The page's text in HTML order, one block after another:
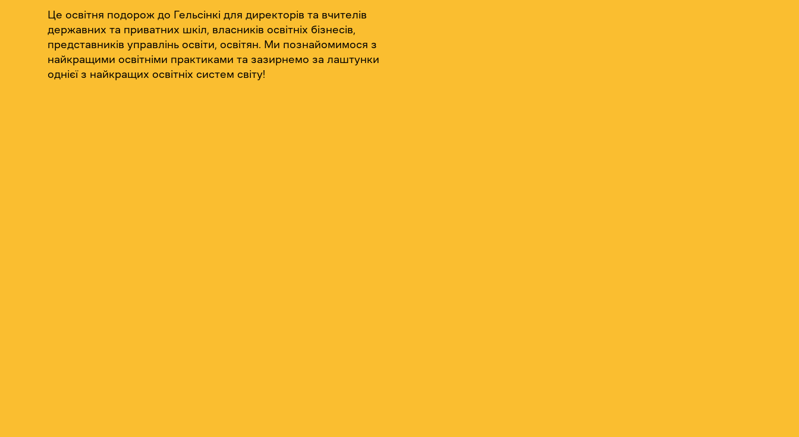
Це освітня подорож до Гельсінкі для директорів та вчителів
державних та приватних шкіл, власників освітніх бізнесів,
представників управлінь освіти, освітян. Ми познайомимося з
найкращими освітніми практиками та зазирнемо за лаштунки
однієї з найкращих освітніх систем світу!